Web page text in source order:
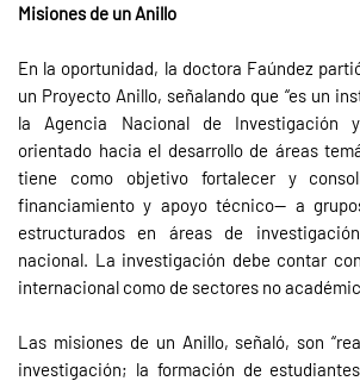
Misiones de un Anillo
En la oportunidad, la doctora Faúndez
un Proyecto Anillo, señalando que “es un
la Agencia Nacional de Investigación y
orientado hacia el desarrollo de áreas
tiene como objetivo fortalecer y
financiamiento y apoyo técnico— a
estructurados en áreas de
nacional. La investigación debe contar
internacional como de sectores no
Las misiones de un Anillo, señaló, son
investigación; la formación de